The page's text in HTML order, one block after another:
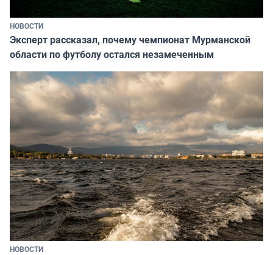
НОВОСТИ
Эксперт рассказал, почему чемпионат Мурманской
области по футболу остался незамеченным
НОВОСТИ